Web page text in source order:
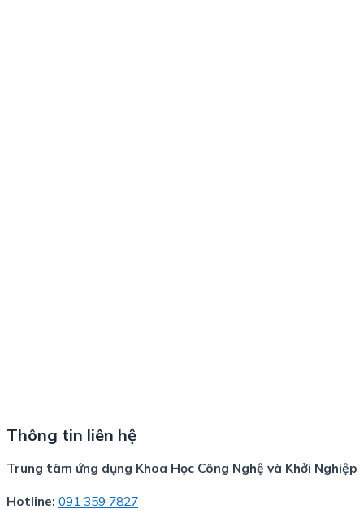
Thông tin liên hệ
Trung tâm ứng dụng Khoa Học Công Nghệ và Khởi Nghiệp
Hotline: 091 359 7827